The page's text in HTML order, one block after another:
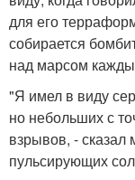
для его
собирается
над марсом
"Я имел в виду
но небольших с
взрывов, - сказал
пульсирующих